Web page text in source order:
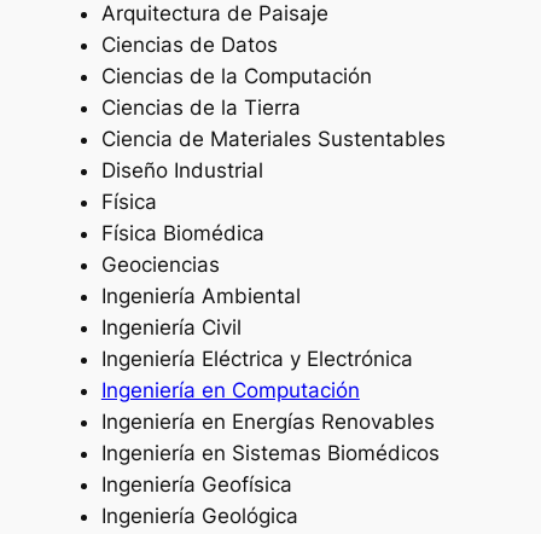
Arquitectura de Paisaje
Ciencias de Datos
Ciencias de la Computación
Ciencias de la Tierra
Ciencia de Materiales Sustentables
Diseño Industrial
Física
Física Biomédica
Geociencias
Ingeniería Ambiental
Ingeniería Civil
Ingeniería Eléctrica y Electrónica
Ingeniería en Computación
Ingeniería en Energías Renovables
Ingeniería en Sistemas Biomédicos
Ingeniería Geofísica
Ingeniería Geológica